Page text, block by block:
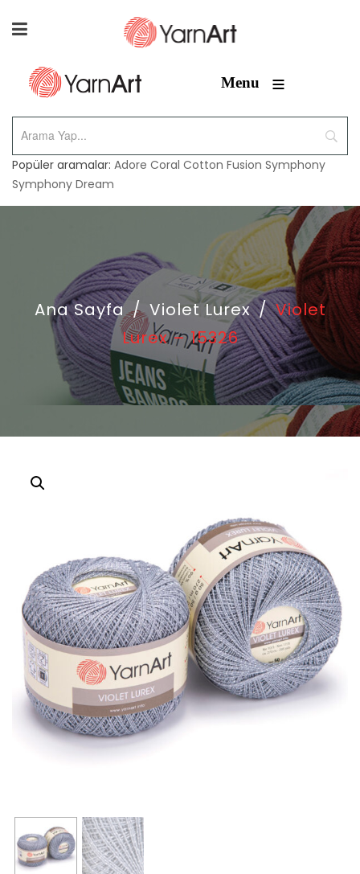
Menu ≡
Popüler aramalar: Adore Coral Cotton Fusion Symphony
Symphony Dream
Ana Sayfa / Violet Lurex / Violet
Lurex – 15326